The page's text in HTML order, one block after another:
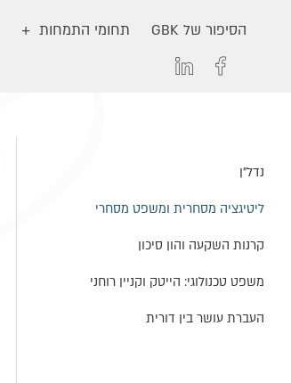
הסיפור של GBK תחומי התמחות
נדל״ן
ליטיגציה מסחרית ומשפט מסחרי
קרנות השקעה והון סיכון
משפט טכנולוגי: הייטק וקניין רוחני
העברת עושר בין דורית